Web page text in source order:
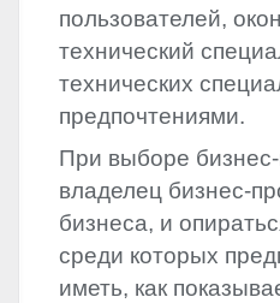
пользователей,
технический
технических
предпочтениями.
При выборе
владелец бизнес-
бизнеса, и
среди которых
иметь, как